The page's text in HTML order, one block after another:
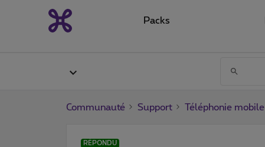
Packs
Communauté Support Téléphonie mobile
RÉPONDU